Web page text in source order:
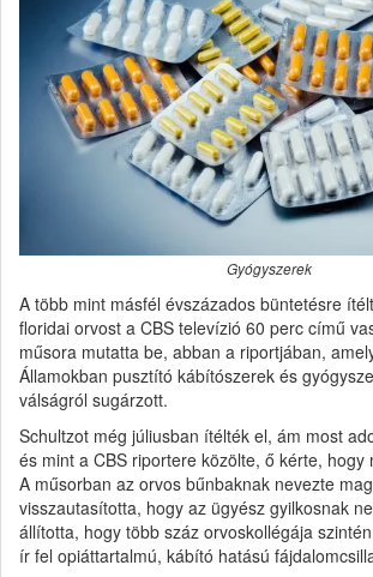
Gyógyszerek
A több mint másfél évszázados büntetésre
floridai orvost a CBS televízió 60 perc című
műsora mutatta be, abban a riportjában,
Államokban pusztító kábítószerek és
válságról sugárzott.
Schultzot még júliusban ítélték el, ám most
és mint a CBS riportere közölte, ő kérte, hogy
A műsorban az orvos bűnbaknak nevezte
visszautasította, hogy az ügyész gyilkosnak
állította, hogy több száz orvoskollégája
ír fel opiáttartalmú, kábító hatású